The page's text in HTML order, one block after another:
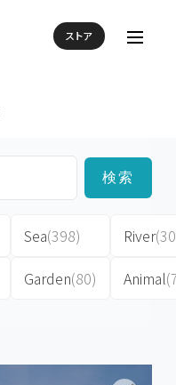
ストア
検索
Sea(398)
Garden(80)
River
Animal